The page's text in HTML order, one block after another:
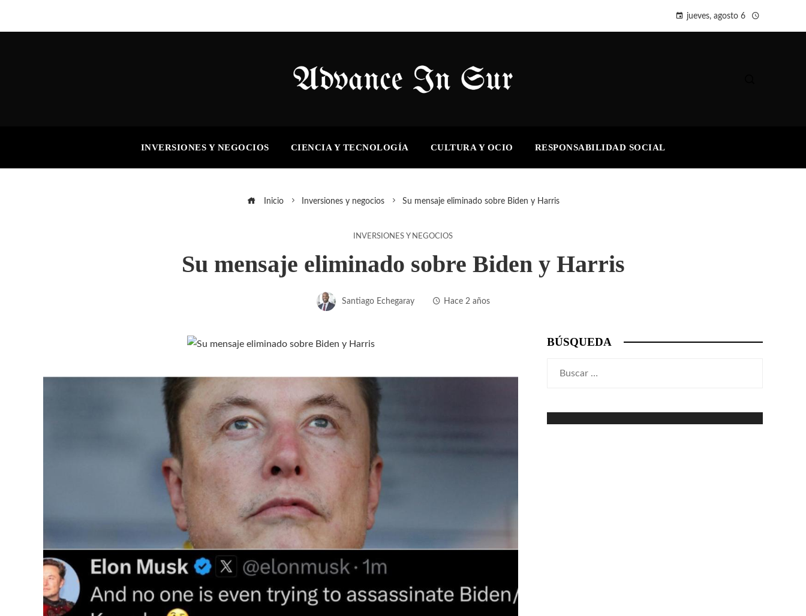
jueves, agosto 6
INVERSIONES Y NEGOCIOS CIENCIA Y TECNOLOGÍA CULTURA Y OCIO RESPONSABILIDAD SOCIAL
Inicio Inversiones y negocios Su mensaje eliminado sobre Biden y Harris
INVERSIONES Y NEGOCIOS
Su mensaje eliminado sobre Biden y Harris
Santiago Echegaray Hace 2 años
BÚSQUEDA